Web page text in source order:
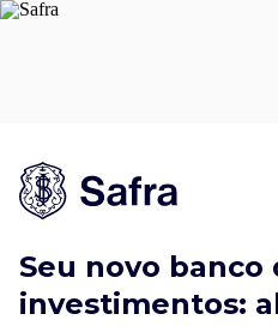
Seu novo banco
investimentos: